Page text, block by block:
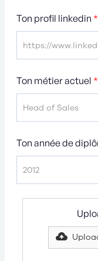
Ton profil linkedin *
Ton métier actuel *
Ton année de